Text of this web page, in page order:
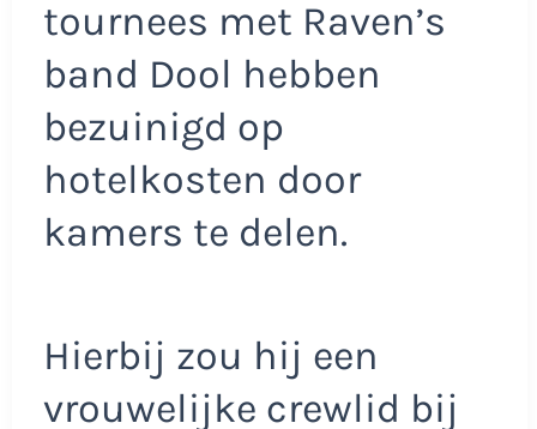
tournees met Raven’s
band Dool hebben
bezuinigd op
hotelkosten door
kamers te delen.
Hierbij zou hij een
vrouwelijke crewlid bij